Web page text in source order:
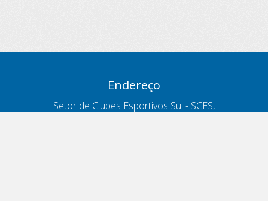
Endereço
Setor de Clubes Esportivos Sul - SCES,